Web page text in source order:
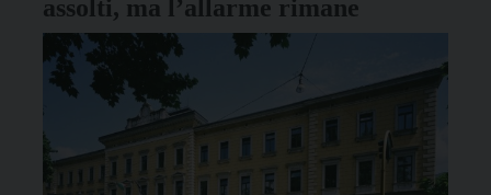
assolti, ma l’allarme rimane